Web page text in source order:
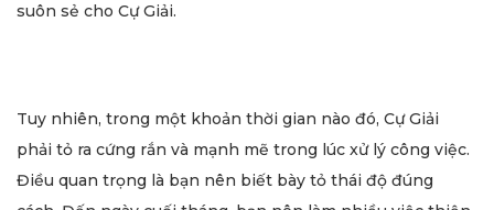
suôn sẻ cho Cự Giải.
Tuy nhiên, trong một khoản thời gian nào đó, Cự Giải
phải tỏ ra cứng rắn và mạnh mẽ trong lúc xử lý công việc.
Điều quan trọng là bạn nên biết bày tỏ thái độ đúng